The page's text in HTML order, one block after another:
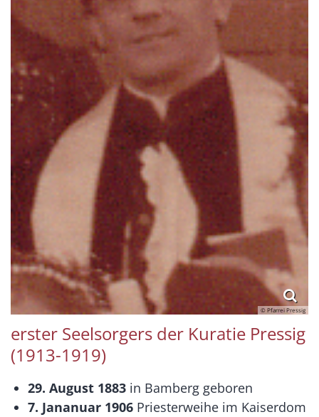
© Pfarrei Pressig
erster Seelsorgers der Kuratie Pressig
(1913-1919)
29. August 1883 in Bamberg geboren
7. Jananuar 1906 Priesterweihe im Kaiserdom